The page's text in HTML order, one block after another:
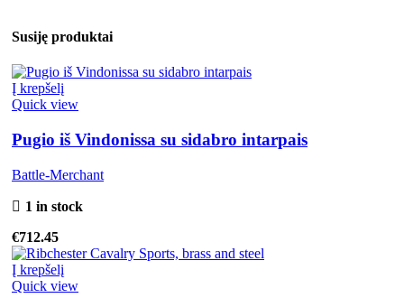
Susiję produktai
Į krepšelį
Quick view
Pugio iš Vindonissa su sidabro intarpais
Battle-Merchant
1 in stock
€712.45
Į krepšelį
Quick view